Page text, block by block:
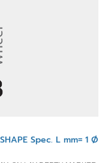
Spec. L mm= 1 Ø